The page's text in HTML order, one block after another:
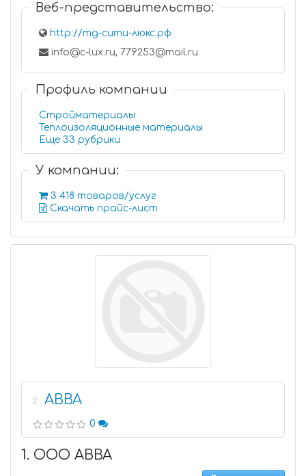
Веб-представительство:
http://тд-сити-люкс.рф
info@c-lux.ru, 779253@mail.ru
Профиль компании
Стройматериалы
Теплоизоляционные материалы
Еще 33 рубрики
У компании:
3 418 товаров/услуг
Скачать прайс-лист
2 АВВА
0
1. ООО АВВА